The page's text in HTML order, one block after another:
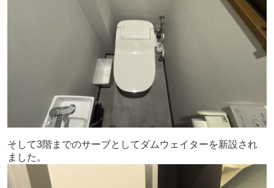
そして3階までのサーブとしてダムウェイターを新設され
ました。